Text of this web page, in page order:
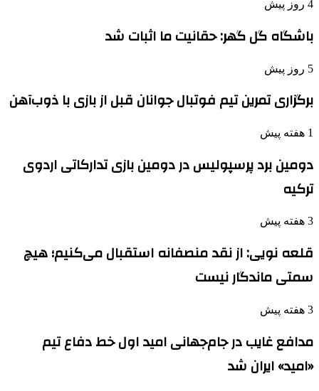
4 روز پیش
باشگاه گل گهر: حقانیت ما اثبات شد
5 روز پیش
برگزاری تمرین تیم فوتبال جوانان قبل از بازی با ذوب‌آهن
1 هفته پیش
دومین برد پرسپولیس در دومین بازی تدارکاتی اردوی
ترکیه
3 هفته پیش
قلعه نویی: از نقد منصفانه استقبال می‌کنیم؛ هیچ
سمتی ماندگار نیست
3 هفته پیش
مدافع غایب در جام‌جهانی امید اول خط دفاع تیم
«امید» ایران شد